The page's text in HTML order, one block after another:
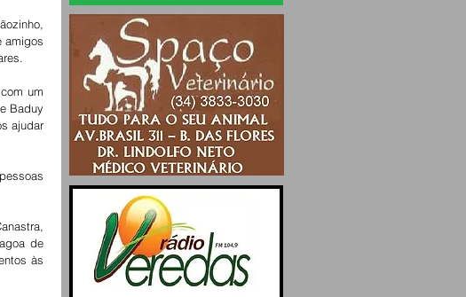
amigos
um
Baduy
ajudar
de
às